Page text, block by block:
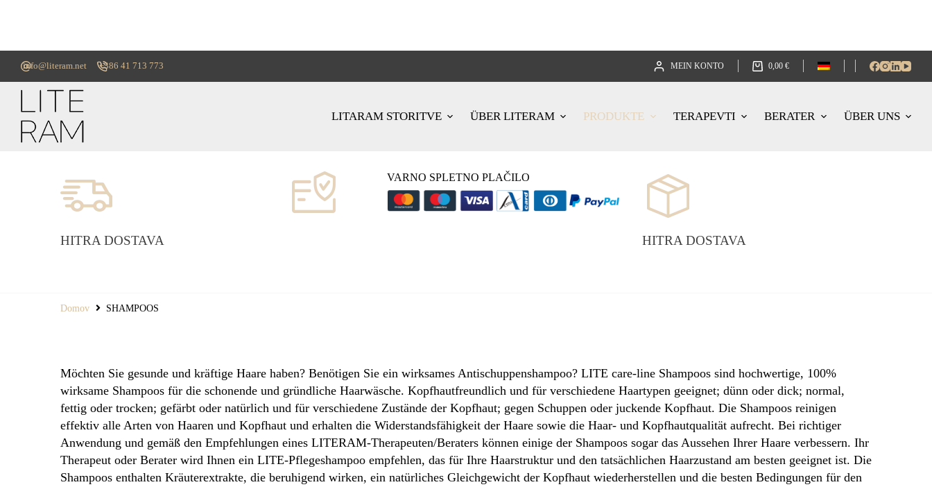
info@literam.net +386 41 713 773 MEIN KONTO 0,00 €
LITARAM STORITVE ÜBER LITERAM PRODUKTE TERAPEVTI BERATER ÜBER UNS
HITRA DOSTAVA
VARNO SPLETNO PLAČILO
HITRA DOSTAVA
Domov SHAMPOOS
Möchten Sie gesunde und kräftige Haare haben? Benötigen Sie ein wirksames Antischuppenshampoo? LITE care-line Shampoos sind hochwertige, 100%
wirksame Shampoos für die schonende und gründliche Haarwäsche. Kopfhautfreundlich und für verschiedene Haartypen geeignet; dünn oder dick; normal,
fettig oder trocken; gefärbt oder natürlich und für verschiedene Zustände der Kopfhaut; gegen Schuppen oder juckende Kopfhaut. Die Shampoos reinigen
effektiv alle Arten von Haaren und Kopfhaut und erhalten die Widerstandsfähigkeit der Haare sowie die Haar- und Kopfhautqualität aufrecht. Bei richtiger
Anwendung und gemäß den Empfehlungen eines LITERAM-Therapeuten/Beraters können einige der Shampoos sogar das Aussehen Ihrer Haare verbessern. Ihr
Therapeut oder Berater wird Ihnen ein LITE-Pflegeshampoo empfehlen, das für Ihre Haarstruktur und den tatsächlichen Haarzustand am besten geeignet ist. Die
Shampoos enthalten Kräuterextrakte, die beruhigend wirken, ein natürliches Gleichgewicht der Kopfhaut wiederherstellen und die besten Bedingungen für den